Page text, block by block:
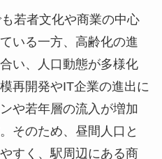
若者文化や商業の中心
いる一方、高齢化の進
い、人口動態が多様化
再開発やIT企業の進出に
や若年層の流入が増加
そのため、昼間人口と
すく、駅周辺にある商